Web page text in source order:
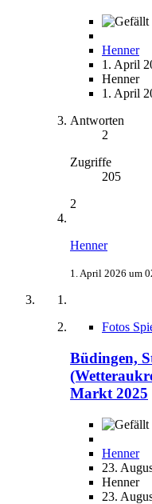
Henner
1. April
Henner
1. April
Antworten
2
Zugriffe
205
2
Henner
1. April 2026 um
Fotos
Büdingen,
Markt 2025
Henner
23.
Henner
23.